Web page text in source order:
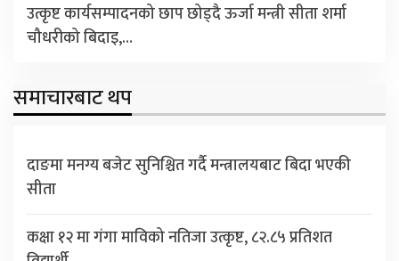
उत्कृष्ट कार्यसम्पादनको छाप छोड्दै ऊर्जा मन्त्री सीता शर्मा
चौधरीको बिदाइ,…
समाचारबाट थप
दाङमा मनग्य बजेट सुनिश्चित गर्दै मन्त्रालयबाट बिदा भएकी
सीता
कक्षा १२ मा गंगा माविको नतिजा उत्कृष्ट, ८२.८५ प्रतिशत